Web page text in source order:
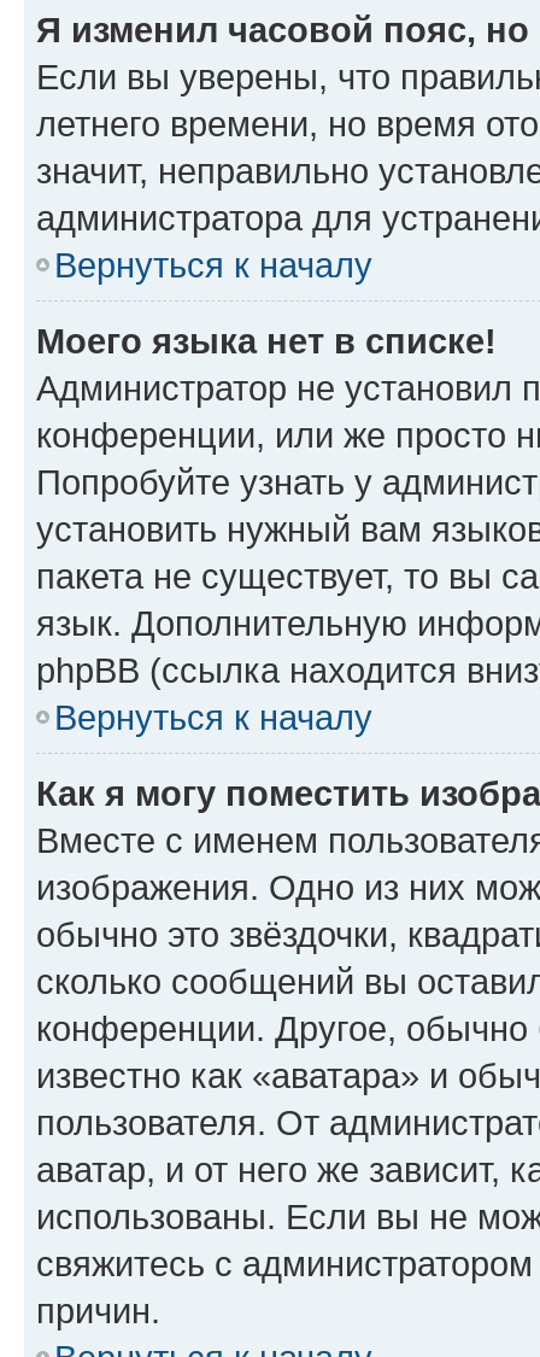
Я изменил часовой пояс,
Если вы уверены, что
летнего времени, но время
значит, неправильно
администратора для
Вернуться к началу
Моего языка нет в списке!
Администратор не установил
конференции, или же просто
Попробуйте узнать у
установить нужный вам
пакета не существует, то вы
язык. Дополнительную
phpBB (ссылка находится
Вернуться к началу
Как я могу поместить
Вместе с именем
изображения. Одно из них
обычно это звёздочки,
сколько сообщений вы
конференции. Другое,
известно как «аватара» и
пользователя. От
аватар, и от него же зависит,
использованы. Если вы не
свяжитесь с
причин.